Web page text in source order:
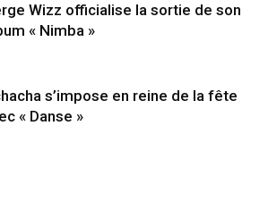
Wizz officialise la sortie de son
« Nimba »
s’impose en reine de la fête
« Danse »